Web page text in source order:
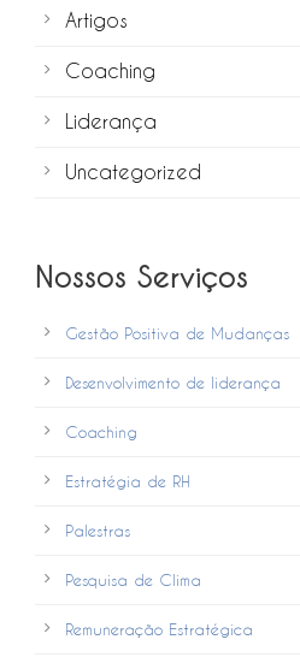
Artigos
Coaching
Liderança
Uncategorized
Nossos Serviços
Gestão Positiva de Mudanças
Desenvolvimento de liderança
Coaching
Estratégia de RH
Palestras
Pesquisa de Clima
Remuneração Estratégica